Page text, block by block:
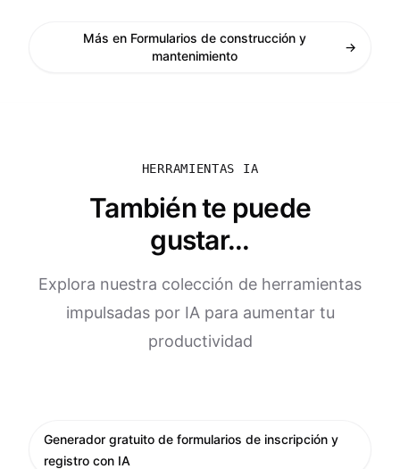
Más en Formularios de construcción y
mantenimiento
→
HERRAMIENTAS IA
También te puede
gustar...
Explora nuestra colección de herramientas
impulsadas por IA para aumentar tu
productividad
Generador gratuito de formularios de inscripción y
registro con IA